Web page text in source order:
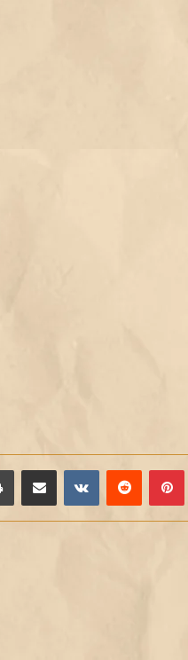
بينتيريست مشاركة عبر